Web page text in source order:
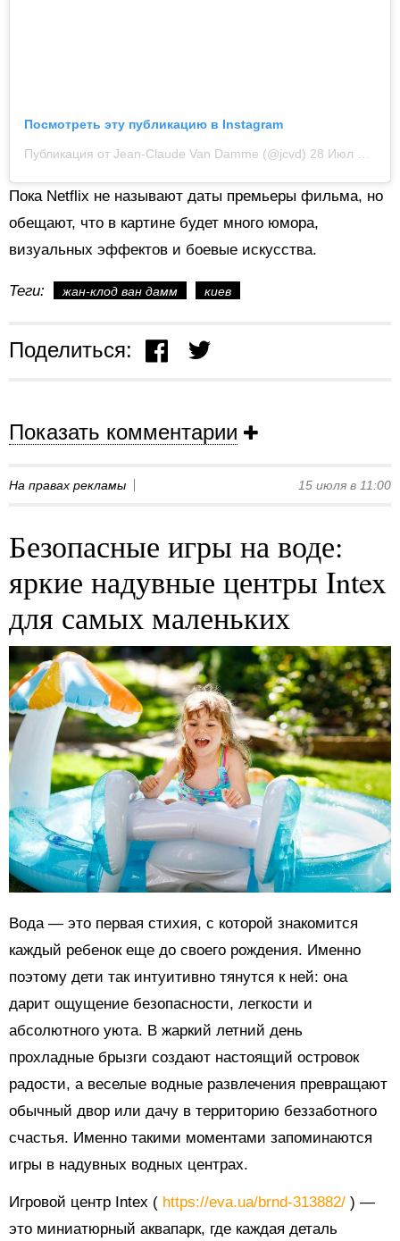
Посмотреть эту публикацию в Instagram
Публикация от Jean-Claude Van Damme (@jcvd) 28 Июл 2020 в 9:35 PDT
Пока Netflix не называют даты премьеры фильма, но
обещают, что в картине будет много юмора,
визуальных эффектов и боевые искусства.
Теги: жан-клод ван дамм киев
Поделиться:
Показать комментарии
На правах рекламы 15 июля в 11:00
Безопасные игры на воде:
яркие надувные центры Intex
для самых маленьких
Вода — это первая стихия, с которой знакомится
каждый ребенок еще до своего рождения. Именно
поэтому дети так интуитивно тянутся к ней: она
дарит ощущение безопасности, легкости и
абсолютного уюта. В жаркий летний день
прохладные брызги создают настоящий островок
радости, а веселые водные развлечения превращают
обычный двор или дачу в территорию беззаботного
счастья. Именно такими моментами запоминаются
игры в надувных водных центрах.
Игровой центр Intex ( https://eva.ua/brnd-313882/ ) —
это миниатюрный аквапарк, где каждая деталь